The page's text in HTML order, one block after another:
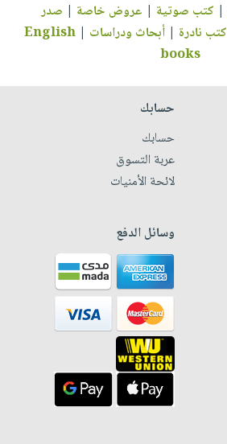
| كتب صوتية | عروض خاصة | صدر
كتب نادرة |أبحاث ودراسات |
English
books
حسابك
حسابك
عربة التسوق
لائحة الأمنيات
وسائل الدفع